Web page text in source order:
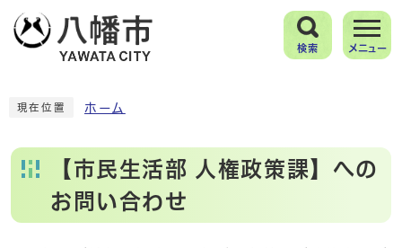
検索 メニュー
現在位置 ホーム
【市民生活部 人権政策課】への
お問い合わせ